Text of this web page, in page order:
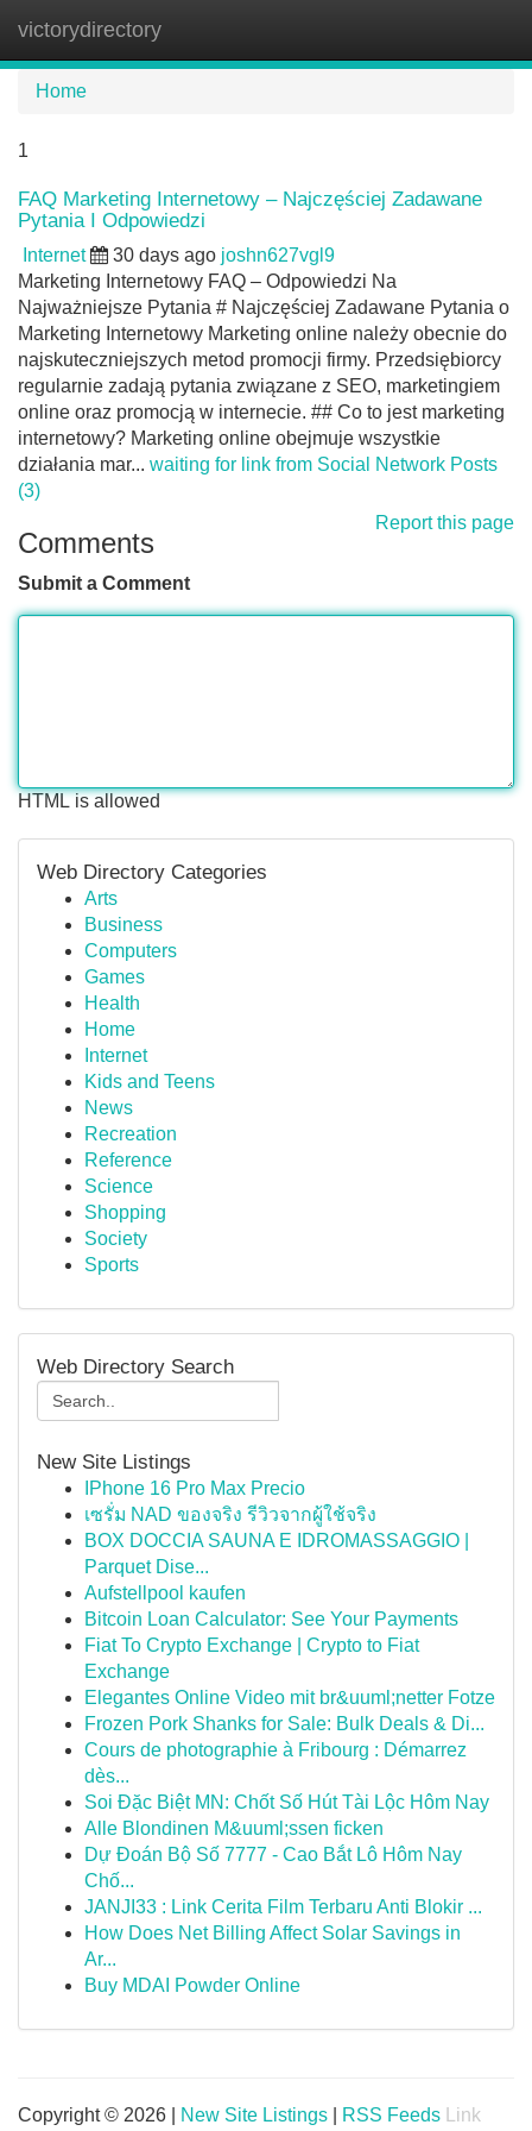
victorydirectory
Home
1
FAQ Marketing Internetowy – Najczęściej Zadawane
Pytania I Odpowiedzi
Internet 30 days ago joshn627vgl9
Marketing Internetowy FAQ – Odpowiedzi Na
Najważniejsze Pytania # Najczęściej Zadawane Pytania o
Marketing Internetowy Marketing online należy obecnie do
najskuteczniejszych metod promocji firmy. Przedsiębiorcy
regularnie zadają pytania związane z SEO, marketingiem
online oraz promocją w internecie. ## Co to jest marketing
internetowy? Marketing online obejmuje wszystkie
działania mar... waiting for link from Social Network Posts
(3)
Report this page
Comments
Submit a Comment
HTML is allowed
Web Directory Categories
Arts
Business
Computers
Games
Health
Home
Internet
Kids and Teens
News
Recreation
Reference
Science
Shopping
Society
Sports
Web Directory Search
New Site Listings
IPhone 16 Pro Max Precio
เซรั่ม NAD ของจริง รีวิวจากผู้ใช้จริง
BOX DOCCIA SAUNA E IDROMASSAGGIO |
Parquet Dise...
Aufstellpool kaufen
Bitcoin Loan Calculator: See Your Payments
Fiat To Crypto Exchange | Crypto to Fiat
Exchange
Elegantes Online Video mit br&uuml;netter Fotze
Frozen Pork Shanks for Sale: Bulk Deals & Di...
Cours de photographie à Fribourg : Démarrez
dès...
Soi Đặc Biệt MN: Chốt Số Hút Tài Lộc Hôm Nay
Alle Blondinen M&uuml;ssen ficken
Dự Đoán Bộ Số 7777 - Cao Bắt Lô Hôm Nay
Chố...
JANJI33 : Link Cerita Film Terbaru Anti Blokir ...
How Does Net Billing Affect Solar Savings in
Ar...
Buy MDAI Powder Online
Copyright © 2026 | New Site Listings RSS Feeds Link